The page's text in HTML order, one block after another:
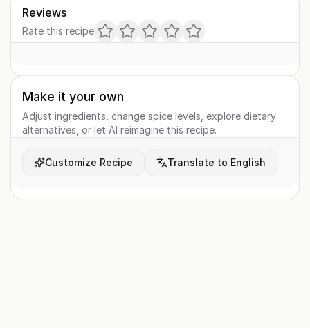
Reviews
Rate this recipe
Make it your own
Adjust ingredients, change spice levels, explore dietary
alternatives, or let AI reimagine this recipe.
Customize Recipe Translate to English